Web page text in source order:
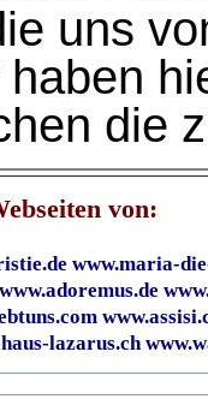
uns
die
von:
www.maria-
www.adoremus.de
lazarus.ch